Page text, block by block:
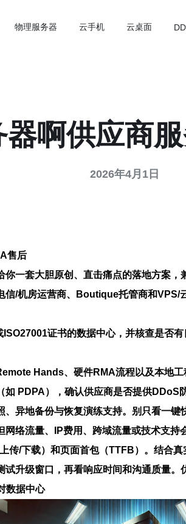
物理服务器 云手机 云桌面
啊供应商
2026年4月1日
售后
你一套大胆原创、直击痛点的落地方案
/机房运营商、Boutique托管商和
ISO27001证书的数据中心，并核查是否
Hands、硬件RMA流程以及本地
如 PDPA），确认供应商是否提供DDoS
异地备份与恢复演练支持。别只看一
络流量、IP费用、跨域流量或技术支持
/下载）和页面首包（TTFB）。结合真
升级窗口，再看响应时间和沟通质量
数据中心